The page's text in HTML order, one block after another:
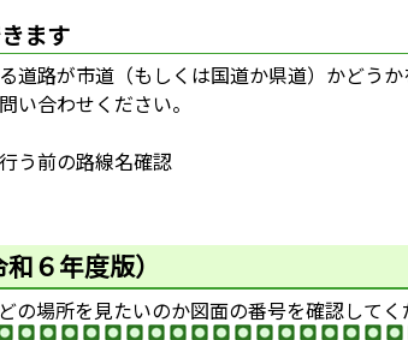
ます
路が市道（もしくは国道か県道）かどうか
い合わせください。
う前の路線名確認
６年度版）
の場所を見たいのか図面の番号を確認して